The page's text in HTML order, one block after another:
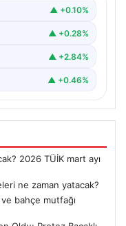
▲ +0.10%
▲ +0.28%
▲ +2.84%
▲ +0.46%
2026 TÜİK mart ayı
ne zaman yatacak?
bahçe mutfağı